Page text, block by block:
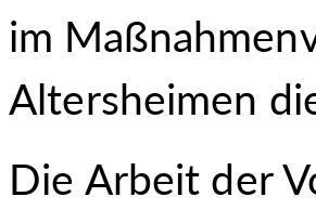
im
Altersheimen
Die Arbeit der